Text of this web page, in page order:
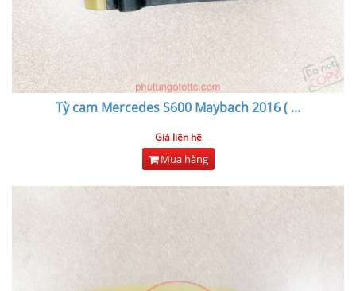
Tỳ cam Mercedes S600 Maybach 2016 ( ...
Giá liên hệ
Mua hàng